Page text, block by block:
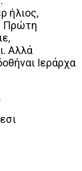
ήλιος,
Πρώτη
Αλλά
Ιεράρχα